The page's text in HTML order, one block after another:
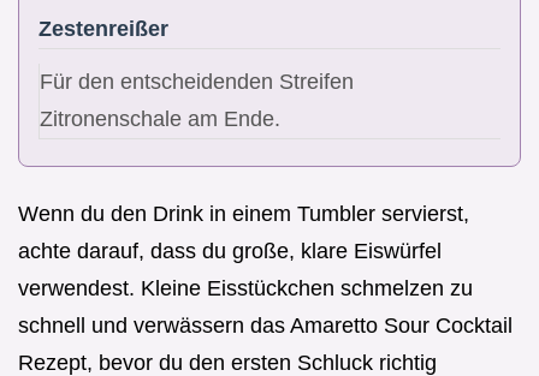
Zestenreißer
Für den entscheidenden Streifen
Zitronenschale am Ende.
Wenn du den Drink in einem Tumbler servierst,
achte darauf, dass du große, klare Eiswürfel
verwendest. Kleine Eisstückchen schmelzen zu
schnell und verwässern das Amaretto Sour Cocktail
Rezept, bevor du den ersten Schluck richtig